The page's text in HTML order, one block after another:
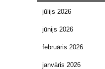
jūlijs 2026
jūnijs 2026
februāris 2026
janvāris 2026